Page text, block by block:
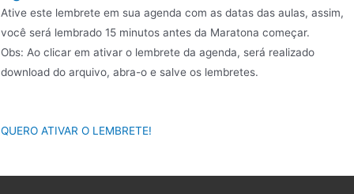
Ative este lembrete em sua agenda com as datas das aulas, assim,
você será lembrado 15 minutos antes da Maratona começar.
Obs: Ao clicar em ativar o lembrete da agenda, será realizado
download do arquivo, abra-o e salve os lembretes.
QUERO ATIVAR O LEMBRETE!